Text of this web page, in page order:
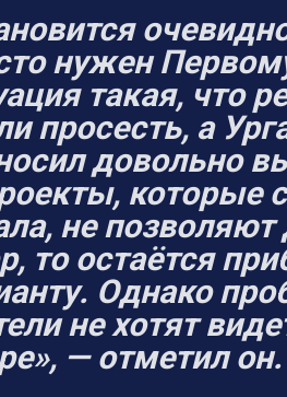
нужен
такая, что
просесть, а
довольно
которые
не
то остаётся
Однако
не хотят
— отметил он.